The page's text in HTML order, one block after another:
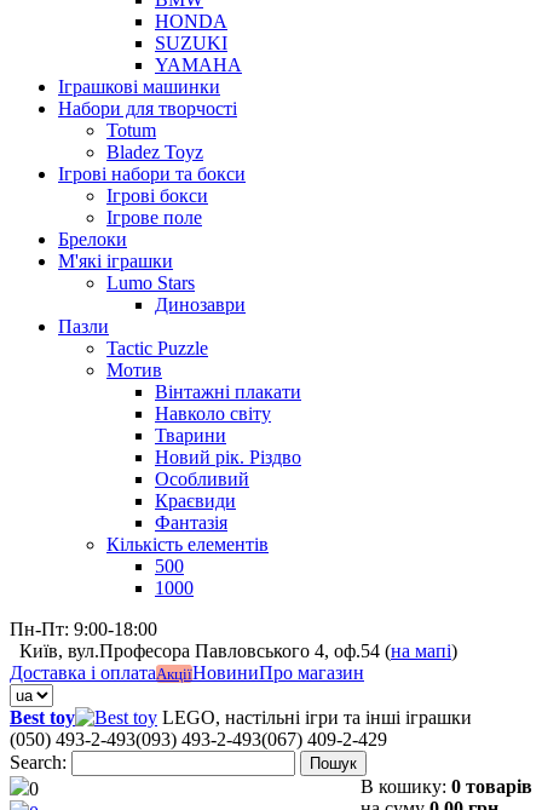
HONDA
SUZUKI
YAMAHA
Іграшкові машинки
Набори для творчості
Totum
Bladez Toyz
Ігрові набори та бокси
Ігрові бокси
Ігрове поле
Брелоки
М'які іграшки
Lumo Stars
Динозаври
Пазли
Tactic Puzzle
Мотив
Вінтажні плакати
Навколо світу
Тварини
Новий рік. Різдво
Особливий
Краєвиди
Фантазія
Кількість елементів
500
1000
Пн-Пт: 9:00-18:00
Київ, вул.Професора Павловського 4, оф.54 (на мапі)
Доставка і оплатаАкціїНовиниПро магазин
Best toy
LEGO, настільні ігри та інші іграшки
(050) 493-2-493(093) 493-2-493(067) 409-2-429
Search:
Пошук
0 В кошику: 0 товарів